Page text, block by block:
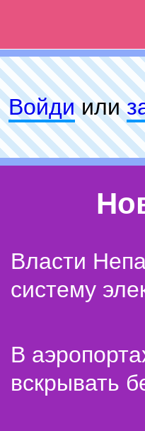
Войдиили
Власти
систему
В
вскрывать